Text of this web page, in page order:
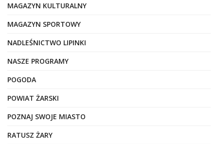
MAGAZYN KULTURALNY
MAGAZYN SPORTOWY
NADLEŚNICTWO LIPINKI
NASZE PROGRAMY
POGODA
POWIAT ŻARSKI
POZNAJ SWOJE MIASTO
RATUSZ ŻARY